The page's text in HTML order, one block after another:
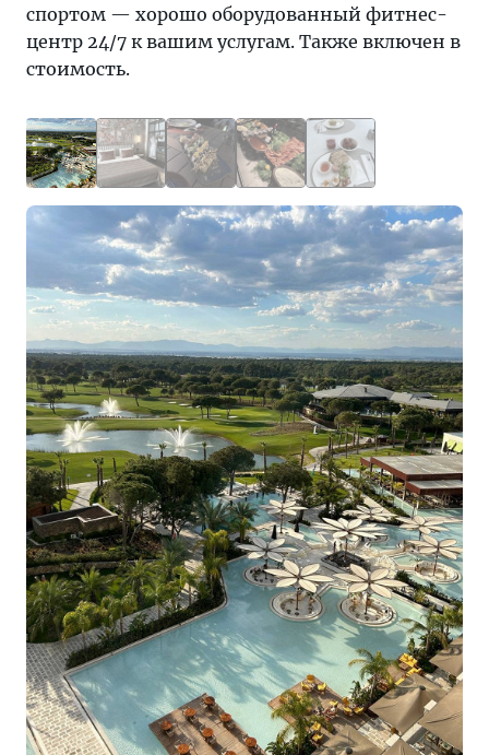
спортом — хорошо оборудованный фитнес-
центр 24/7 к вашим услугам. Также включен в
стоимость.